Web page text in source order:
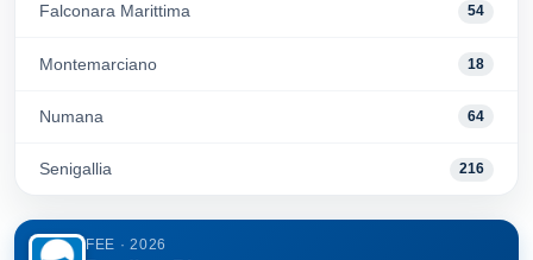
Falconara Marittima 54
Montemarciano 18
Numana 64
Senigallia 216
FEE · 2026